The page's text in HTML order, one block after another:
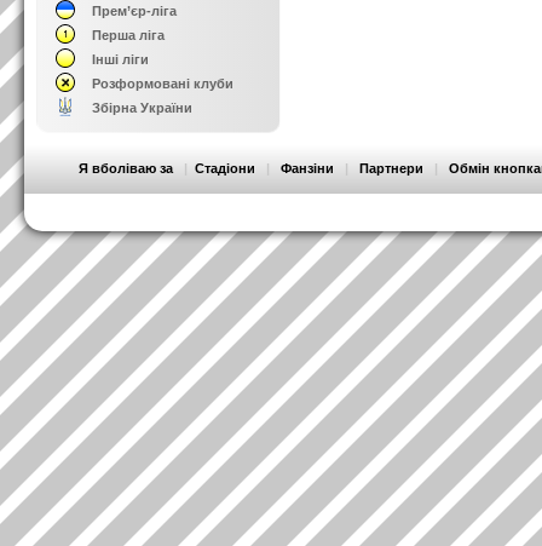
Прем’єр-ліга
Перша ліга
Інші ліги
Розформовані клуби
Збірна України
Я вболіваю за | Стадіони | Фанзіни | Партнери | Обмін